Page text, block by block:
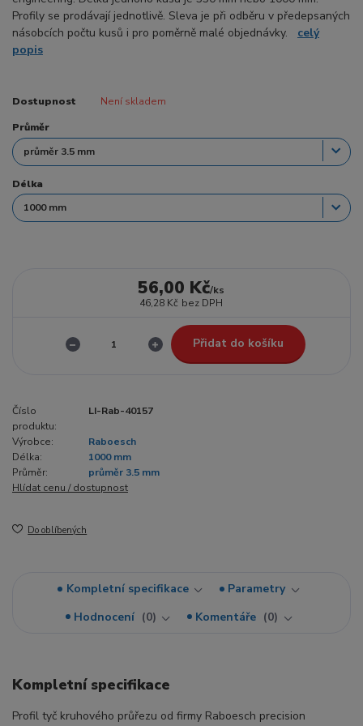
Profily se prodávají jednotlivě. Sleva je při odběru v předepsaných
násobcích počtu kusů i pro poměrně malé objednávky. celý
popis
Dostupnost Není skladem
Průměr
Délka
56,00 Kč/ks
46,28 Kč bez DPH
Přidat do košíku
Číslo
produktu:
LI-Rab-40157
Výrobce:
Raboesch
Délka:
1000 mm
Průměr:
průměr 3.5 mm
Hlídat cenu / dostupnost
Do oblíbených
Kompletní specifikace
Parametry
Hodnocení
0 Komentáře 0
Kompletní specifikace
Profil tyč kruhového průřezu od firmy Raboesch precision